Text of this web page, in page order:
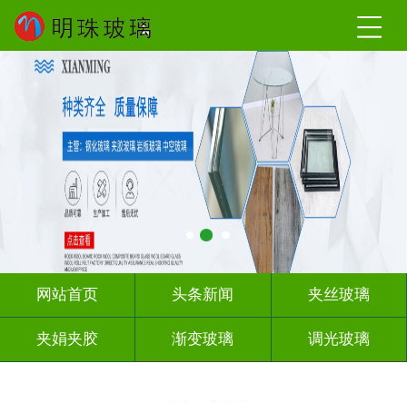
网站首页 头条新闻 夹丝玻璃
夹娟夹胶 渐变玻璃 调光玻璃